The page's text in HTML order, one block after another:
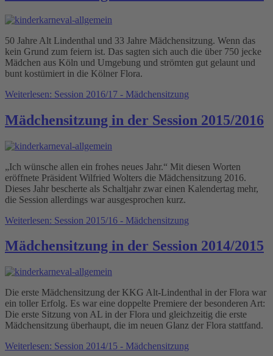
50 Jahre Alt Lindenthal und 33 Jahre Mädchensitzung. Wenn das
kein Grund zum feiern ist. Das sagten sich auch die über 750 jecke
Mädchen aus Köln und Umgebung und strömten gut gelaunt und
bunt kostümiert in die Kölner Flora.
Weiterlesen: Session 2016/17 - Mädchensitzung
Mädchensitzung in der Session 2015/2016
„Ich wünsche allen ein frohes neues Jahr.“ Mit diesen Worten
eröffnete Präsident Wilfried Wolters die Mädchensitzung 2016.
Dieses Jahr bescherte als Schaltjahr zwar einen Kalendertag mehr,
die Session allerdings war ausgesprochen kurz.
Weiterlesen: Session 2015/16 - Mädchensitzung
Mädchensitzung in der Session 2014/2015
Die erste Mädchensitzung der KKG Alt-Lindenthal in der Flora war
ein toller Erfolg. Es war eine doppelte Premiere der besonderen Art:
Die erste Sitzung von AL in der Flora und gleichzeitig die erste
Mädchensitzung überhaupt, die im neuen Glanz der Flora stattfand.
Weiterlesen: Session 2014/15 - Mädchensitzung